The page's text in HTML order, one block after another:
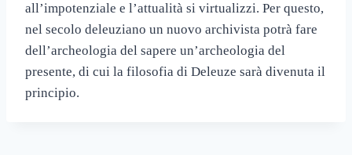
all’impotenziale e l’attualità si virtualizzi. Per questo,
nel secolo deleuziano un nuovo archivista potrà fare
dell’archeologia del sapere un’archeologia del
presente, di cui la filosofia di Deleuze sarà divenuta il
principio.